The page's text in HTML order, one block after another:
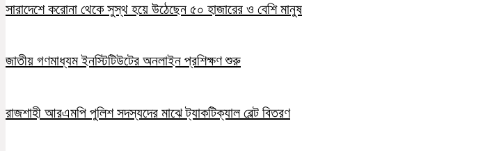
সারাদেশে করোনা থেকে সুস্থ হয়ে উঠেছেন ৫০ হাজারের ও বেশি মানুষ
জাতীয় গণমাধ্যম ইনস্টিটিউটের অনলাইন প্রশিক্ষণ শুরু
রাজশাহী আরএমপি পুলিশ সদস্যদের মাঝে ট্যাকটিক্যাল বেল্ট বিতরণ